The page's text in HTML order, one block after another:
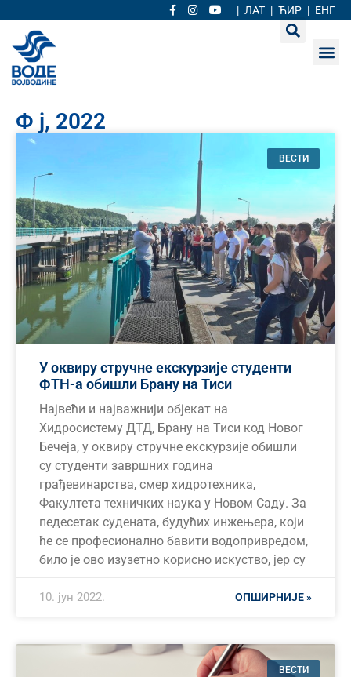
| ЛАТ | ЋИР | ЕНГ
Ф ј, 2022
ВЕСТИ
У оквиру стручне екскурзије студенти
ФТН-а обишли Брану на Тиси
Највећи и најважнији објекат на
Хидросистему ДТД, Брану на Тиси код Новог
Бечеја, у оквиру стручне екскурзије обишли
су студенти завршних година
грађевинарства, смер хидротехника,
Факултета техничких наука у Новом Саду. За
педесетак судената, будућих инжењера, који
ће се професионално бавити водопривредом,
било је ово изузетно корисно искуство, јер су
ОПШИРНИЈЕ »
10. јун 2022.
ВЕСТИ